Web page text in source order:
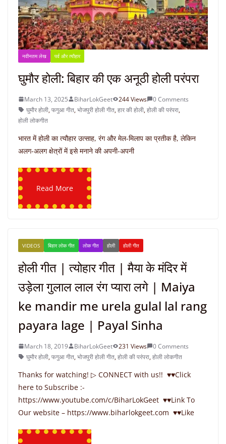
नवीनतम लेख पर्व और त्यौहार
घुमौर होली: बिहार की एक अनूठी होली परंपरा
March 13, 2025 BiharLokGeet 244 Views
0 Comments
घुमौर होली,फगुआ गीत,भोजपुरी होली गीत,हार की होली,होली की परंपरा,
होली लोकगीत
भारत में होली का त्यौहार उत्साह, रंग और मेल-मिलाप का प्रतीक है, लेकिन
अलग-अलग क्षेत्रों में इसे मनाने की अपनी-अपनी
Read More
VIDEOS बिहार लोक गीत लोक गीत होली होली गीत
होली गीत | त्योहार गीत | मैया के मंदिर में
उड़ेला गुलाल लाल रंग प्यारा लगे | Maiya
ke mandir me urela gulal lal rang
payara lage | Payal Sinha
March 18, 2019 BiharLokGeet 231 Views
0 Comments
घुमौर होली,फगुआ गीत,भोजपुरी होली गीत,होली की परंपरा,होली लोकगीत
Thanks for watching! ▷ CONNECT with us!! ♥♥Click
here to Subscribe :-
https://www.youtube.com/c/BiharLokGeet ♥♥Link To
Our website – https://www.biharlokgeet.com ♥♥Like